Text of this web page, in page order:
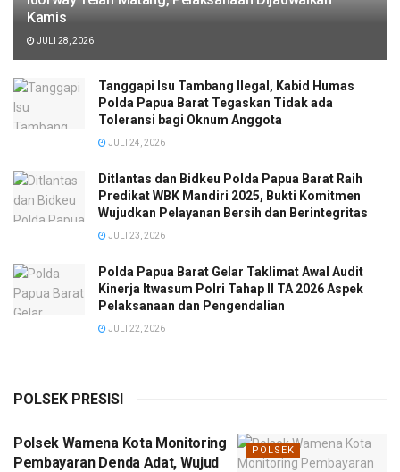
Kamis
JULI 28, 2026
Tanggapi Isu Tambang Ilegal, Kabid Humas
Polda Papua Barat Tegaskan Tidak ada
Toleransi bagi Oknum Anggota
JULI 24, 2026
Ditlantas dan Bidkeu Polda Papua Barat Raih
Predikat WBK Mandiri 2025, Bukti Komitmen
Wujudkan Pelayanan Bersih dan Berintegritas
JULI 23, 2026
Polda Papua Barat Gelar Taklimat Awal Audit
Kinerja Itwasum Polri Tahap II TA 2026 Aspek
Pelaksanaan dan Pengendalian
JULI 22, 2026
POLSEK PRESISI
POLSEK
Polsek Wamena Kota Monitoring
Pembayaran Denda Adat, Wujud